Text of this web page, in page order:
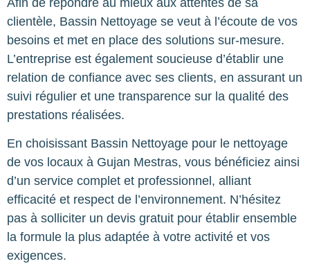
clientèle, Bassin Nettoyage se veut à l’écoute de vos
besoins et met en place des solutions sur-mesure.
L’entreprise est également soucieuse d’établir une
relation de confiance avec ses clients, en assurant un
suivi régulier et une transparence sur la qualité des
prestations réalisées.
En choisissant Bassin Nettoyage pour le nettoyage
de vos locaux à Gujan Mestras, vous bénéficiez ainsi
d’un service complet et professionnel, alliant
efficacité et respect de l’environnement. N’hésitez
pas à solliciter un devis gratuit pour établir ensemble
la formule la plus adaptée à votre activité et vos
exigences.